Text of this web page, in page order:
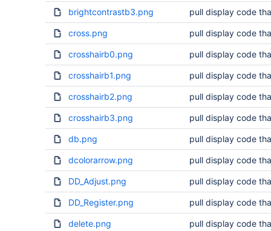
brightcontrastb3.png pull display code
cross.png pull display code
crosshairb0.png pull display code
crosshairb1.png pull display code
crosshairb2.png pull display code
crosshairb3.png pull display code
db.png pull display code
dcolorarrow.png pull display code
DD_Adjust.png pull display code
DD_Register.png pull display code
delete.png pull display code